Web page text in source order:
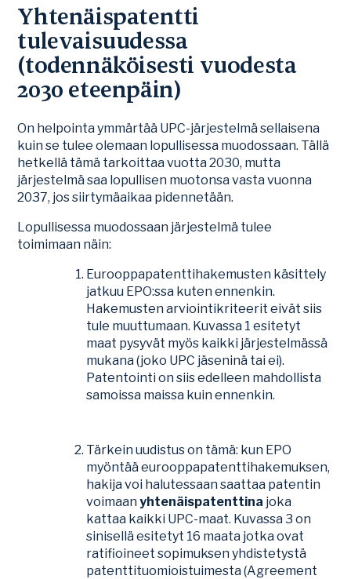
Yhtenäispatentti
tulevaisuudessa
(todennäköisesti vuodesta
2030 eteenpäin)
On helpointa ymmärtää UPC-järjestelmä sellaisena
kuin se tulee olemaan lopullisessa muodossaan. Tällä
hetkellä tämä tarkoittaa vuotta 2030, mutta
järjestelmä saa lopullisen muotonsa vasta vuonna
2037, jos siirtymäaikaa pidennetään.
Lopullisessa muodossaan järjestelmä tulee
toimimaan näin:
Eurooppapatenttihakemusten käsittely
jatkuu EPO:ssa kuten ennenkin.
Hakemusten arviointikriteerit eivät siis
tule muuttumaan. Kuvassa 1 esitetyt
maat pysyvät myös kaikki järjestelmässä
mukana (joko UPC jäseninä tai ei).
Patentointi on siis edelleen mahdollista
samoissa maissa kuin ennenkin.
Tärkein uudistus on tämä: kun EPO
myöntää eurooppapatenttihakemuksen,
hakija voi halutessaan saattaa patentin
voimaanyhtenäispatenttina joka
kattaa kaikki UPC-maat. Kuvassa 3 on
sinisellä esitetyt 16 maata jotka ovat
ratifioineet sopimuksen yhdistetystä
patenttituomioistuimesta (Agreement